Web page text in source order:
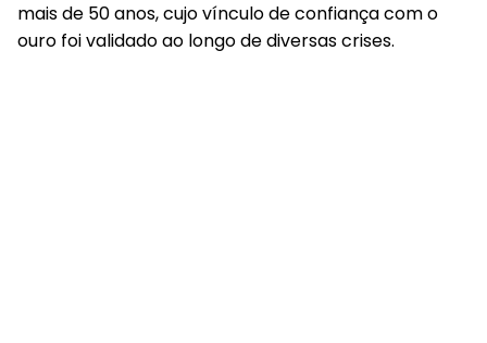
mais de 50 anos, cujo vínculo de confiança com o
ouro foi validado ao longo de diversas crises.